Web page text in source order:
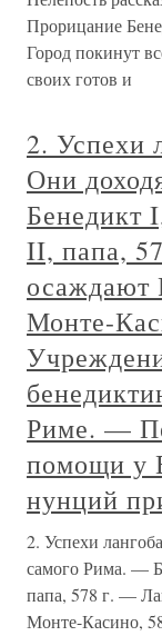
Прорицание
Город покинут
своих готов и
2. Успехи
Они
Бенедикт
II, папа,
осаждают
Монте-
Риме. —
помощи у
нунций
2. Успехи
самого Рима. —
папа, 578 г. —
Монте-Касино,